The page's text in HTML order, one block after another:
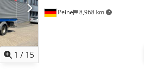
1 / 15
Peine 8,968 km